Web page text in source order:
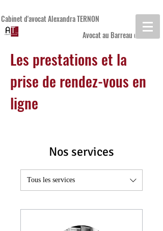
Cabinet d'avocat Alexandra TERNON
Avocat au Barreau de REIMS
Les prestations et la
prise de rendez-vous en
ligne
Nos services
Tous les services